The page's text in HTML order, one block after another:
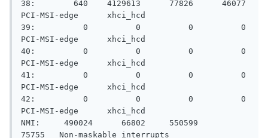
38:        640    4129613      77826      46077
PCI-MSI-edge      xhci_hcd
39:          0          0          0          0
PCI-MSI-edge      xhci_hcd
40:          0          0          0          0
PCI-MSI-edge      xhci_hcd
41:          0          0          0          0
PCI-MSI-edge      xhci_hcd
42:          0          0          0          0
PCI-MSI-edge      xhci_hcd
NMI:     490024      66802     550599
75755   Non-maskable interrupts